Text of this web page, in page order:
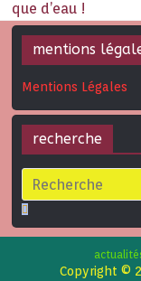
que d’eau !
mentions
Mentions Légales
recherche
Copyright ©